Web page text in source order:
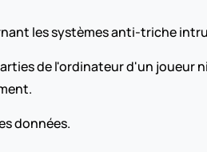
les systèmes anti-triche
de l'ordinateur d'un joueur
données.